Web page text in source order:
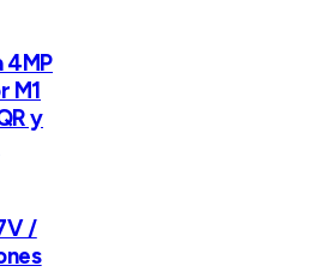
4MP
M1
y
/